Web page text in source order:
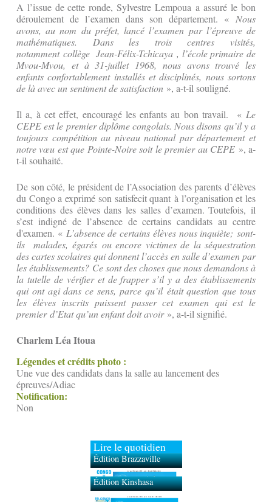
A l’issue de cette ronde, Sylvestre Lempoua a assuré le bon
déroulement de l’examen dans son département. « Nous
avons, au nom du préfet, lancé l’examen par l’épreuve de
mathématiques. Dans les trois centres visités,
notamment collège Jean-Félix-Tchicaya , l’école primaire de
Mvou-Mvou, et à 31-juillet 1968, nous avons trouvé les
enfants confortablement installés et disciplinés, nous sortons
de là avec un sentiment de satisfaction », a-t-il souligné.
Il a, à cet effet, encouragé les enfants au bon travail. « Le
CEPE est le premier diplôme congolais. Nous disons qu’il y a
toujours compétition au niveau national par département et
notre vœu est que Pointe-Noire soit le premier au CEPE », a-
t-il souhaité.
De son côté, le président de l’Association des parents d’élèves
du Congo a exprimé son satisfecit quant à l’organisation et les
conditions des élèves dans les salles d’examen. Toutefois, il
s’est indigné de l’absence de certains candidats au centre
d'examen. « L’absence de certains élèves nous inquiète; sont-
ils malades, égarés ou encore victimes de la séquestration
des cartes scolaires qui donnent l’accès en salle d’examen par
les établissements? Ce sont des choses que nous demandons à
la tutelle de vérifier et de frapper s’il y a des établissements
qui ont agi dans ce sens, parce qu’il était question que tous
les élèves inscrits puissent passer cet examen qui est le
premier d’Etat qu’un enfant doit avoir », a-t-il signifié.
Charlem Léa Itoua
Légendes et crédits photo :
Une vue des candidats dans la salle au lancement des
épreuves/Adiac
Notification:
Non
Lire le quotidien
Édition Brazzaville
Édition Kinshasa